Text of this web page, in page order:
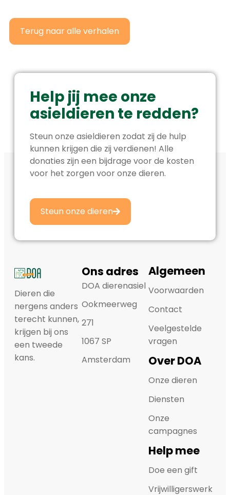
Terug naar alle verhalen
Help jij mee onze
asieldieren te redden?
Steun onze asieldieren zodat zij de hulp
kunnen krijgen die zij verdienen! Alle
donaties zijn een bijdrage voor de kosten
voor het zorgen voor onze dieren.
Steun onze dieren
Dieren die
nergens anders
terecht kunnen,
krijgen bij ons
een tweede
kans.
Ons adres
DOA dierenasiel
Ookmeerweg
271
1067 SP
Amsterdam
Algemeen
Voorwaarden
Contact
Veelgestelde
vragen
Over DOA
Onze dieren
Diensten
Onze
campagnes
Help mee
Doe een gift
Vrijwilligerswerk